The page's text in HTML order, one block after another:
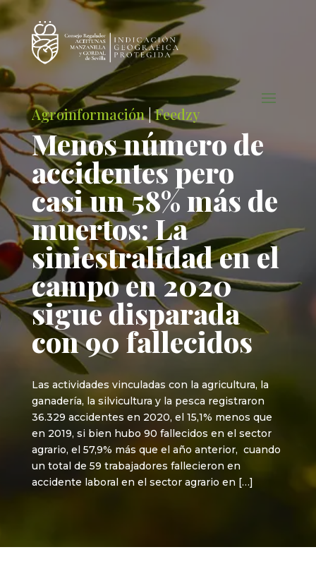
Agroinformación|Feedzy
Menos número de
accidentes pero
casi un 58% más de
muertos: La
siniestralidad en el
campo en 2020
sigue disparada
con 90 fallecidos
Las actividades vinculadas con la agricultura, la
ganadería, la silvicultura y la pesca registraron
36.329 accidentes en 2020, el 15,1% menos que
en 2019, si bien hubo 90 fallecidos en el sector
agrario, el 57,9% más que el año anterior, cuando
un total de 59 trabajadores fallecieron en
accidente laboral en el sector agrario en […]